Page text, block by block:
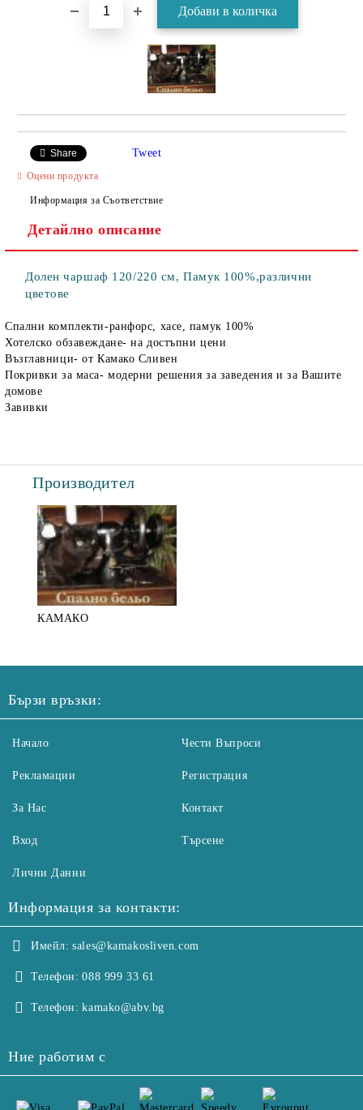
Share Tweet
Оцени продукта
Информация за Съответствие
Детайлно описание
Долен чаршаф 120/220 см, Памук 100%,различни
цветове
Спални комплекти-ранфорс, хасе, памук 100%
Хотелско обзавеждане- на достъпни цени
Възглавници- от Камако Сливен
Покривки за маса- модерни решения за заведения и за Вашите
домове
Завивки
Производител
КАМАКО
Бързи връзки:
Начало
Рекламации
За Нас
Вход
Чести Въпроси
Регистрация
Контакт
Търсене
Лични Данни
Информация за контакти:
Имейл: sales@kamakosliven.com
Телефон: 088 999 33 61
Телефон: kamako@abv.bg
Ние работим с